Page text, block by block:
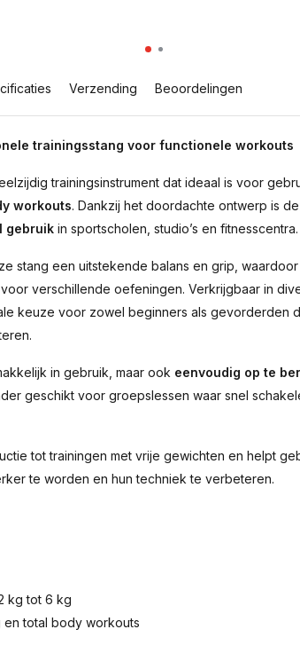
Verzending Beoordelingen
trainingsstang voor functionele workouts
trainingsinstrument dat ideaal is voor
workouts. Dankzij het doordachte ontwerp is
gebruik in sportscholen, studio’s en fitnesscentra.
stang een uitstekende balans en grip,
verschillende oefeningen. Verkrijgbaar in
keuze voor zowel beginners als gevorderden
in gebruik, maar ook eenvoudig op te
geschikt voor groepslessen waar snel
tot trainingen met vrije gewichten en helpt
te worden en hun techniek te verbeteren.
kg tot 6 kg
total body workouts